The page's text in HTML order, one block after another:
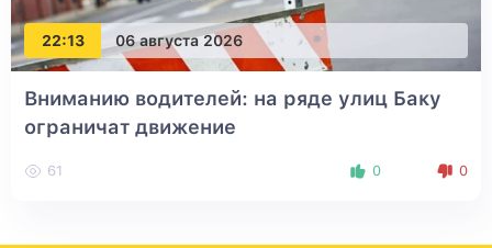
22:13 06 августа 2026
Вниманию водителей: на ряде улиц Баку
ограничат движение
61 0 0